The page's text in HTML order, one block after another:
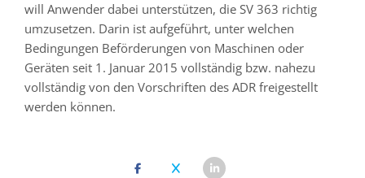
will Anwender dabei unterstützen, die SV 363 richtig
umzusetzen. Darin ist aufgeführt, unter welchen
Bedingungen Beförderungen von Maschinen oder
Geräten seit 1. Januar 2015 vollständig bzw. nahezu
vollständig von den Vorschriften des ADR freigestellt
werden können.